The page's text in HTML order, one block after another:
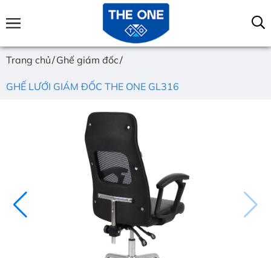
Trang chủ Ghế giám đốc
GHẾ LƯỚI GIÁM ĐỐC THE ONE GL316